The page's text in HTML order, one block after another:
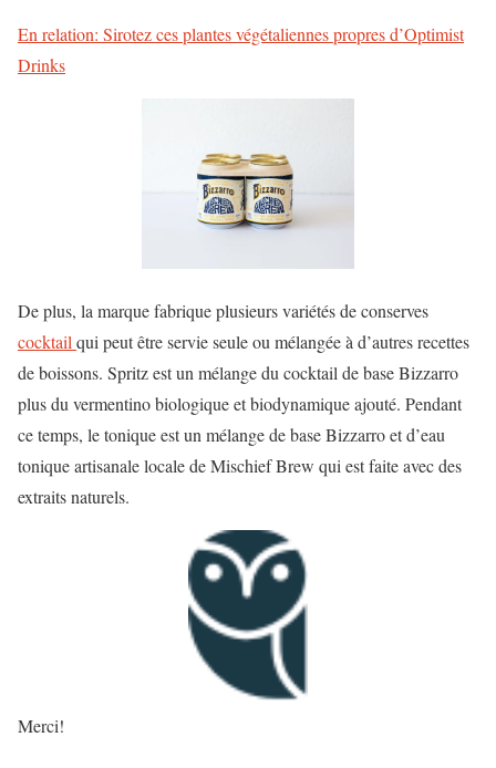
En relation: Sirotez ces plantes végétaliennes propres d’Optimist
Drinks
De plus, la marque fabrique plusieurs variétés de conserves
cocktailqui peut être servie seule ou mélangée à d’autres recettes
de boissons. Spritz est un mélange du cocktail de base Bizzarro
plus du vermentino biologique et biodynamique ajouté. Pendant
ce temps, le tonique est un mélange de base Bizzarro et d’eau
tonique artisanale locale de Mischief Brew qui est faite avec des
extraits naturels.
Merci!